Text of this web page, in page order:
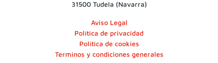
31500 Tudela (Navarra)
Aviso Legal
Política de privacidad
Política de cookies
Terminos y condiciones generales